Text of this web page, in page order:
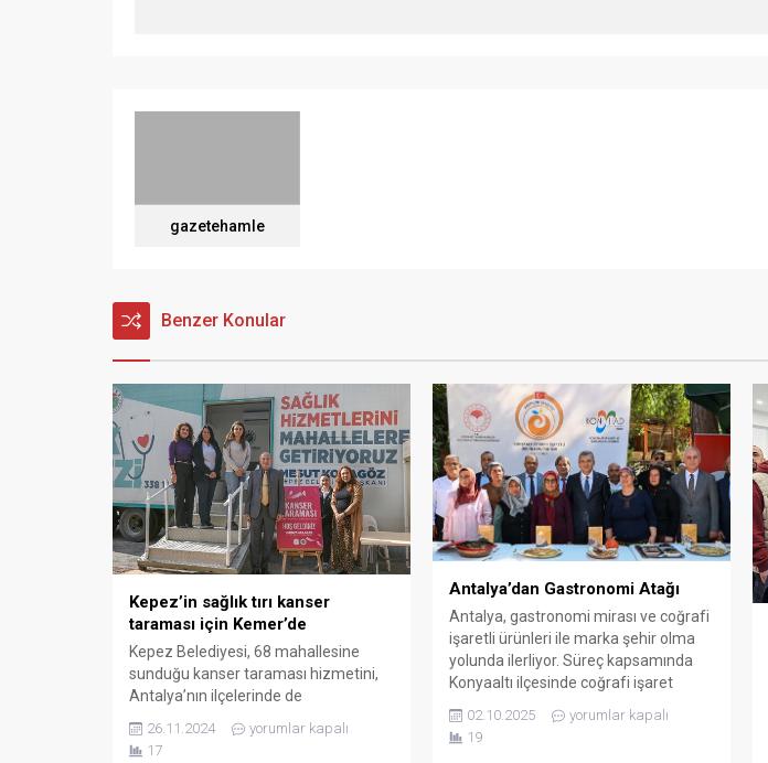
gazetehamle
Benzer Konular
Kepez’in sağlık tırı kanser
taraması için Kemer’de
Kepez Belediyesi, 68 mahallesine
sunduğu kanser taraması hizmetini,
Antalya’nın ilçelerinde de
Sağlık Merkezi, Demre, Elmalı ve
26.11.2024
yorumlar kapalı
17
Antalya’dan Gastronomi Atağı
Antalya, gastronomi mirası ve coğrafi
işaretli ürünleri ile marka şehir olma
yolunda ilerliyor. Süreç kapsamında
Konyaaltı ilçesinde coğrafi işaret
Antalya Valisi Hulusi Şahin’in
katılımıyla gerçekleştirildi. Antalya’nın
02.10.2025
yorumlar kapalı
19